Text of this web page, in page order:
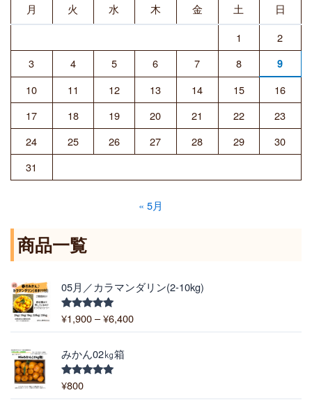
月
火 水 木 金 土
日
1
2
3
4 5 6 7 8 9
10 11 12 13 14 15
16
17
18 19 20 21 22
23
24
25 26 27 28 29
30
31
« 5月
商品一覧
05月／カラマンダリン(2-10kg)
5段階中
5.00
¥1,900 –¥6,400
格
:
0
みかん02㎏箱
5段階中
¥800